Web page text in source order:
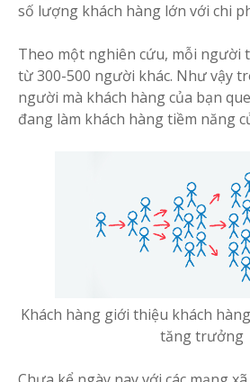
số lượng khách hàng lớn với chi
Theo một nghiên cứu, mỗi người
từ 300-500 người khác. Như vậy
người mà khách hàng của bạn
đang làm khách hàng tiềm năng
Khách hàng giới thiệu khách
tăng trưởng